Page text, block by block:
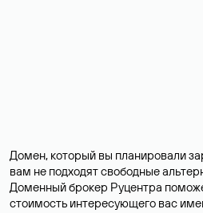
Домен, который вы планировали
вам не подходят свободные
Доменный брокер Руцентра
стоимость интересующего вас